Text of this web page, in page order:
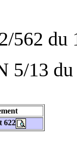
562 du
5/13
622